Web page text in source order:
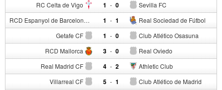
RC Celta de Vigo 1 - Sevilla FC
0
RCD Espanyol de Barcelona 1 - Real Sociedad de Fútbol
1
Getafe CF 1 - Club Atlético Osasuna
0
RCD Mallorca 3 - Real Oviedo
0
Real Madrid CF 4 - Athletic Club
2
Villarreal CF 5 - Club Atlético de Madrid
1